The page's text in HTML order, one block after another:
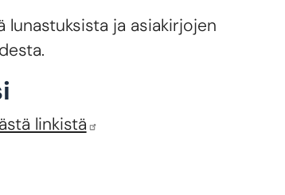
ja asiakirjojen
linkistä